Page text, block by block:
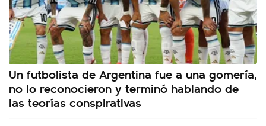
Un futbolista de Argentina fue a una gomería,
no lo reconocieron y terminó hablando de
las teorías conspirativas